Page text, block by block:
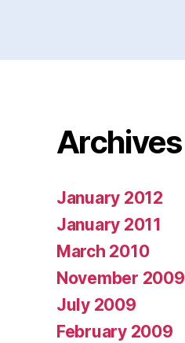
Archives
January 2012
January 2011
March 2010
November 2009
July 2009
February 2009